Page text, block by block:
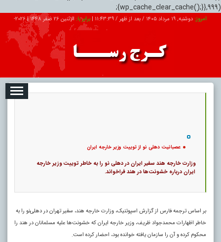
{wp_cache_clear_cache();}},999);
امروز: دوشنبه, ۱۹ مرداد ۱۴۰۵ / بعد از ظهر / 11:43:41
|برابر با: الإثنين 26 صفر 1448 |
2026-
تبلیغات درباره ما ارتباط با ما
عصبانیت دهلی نو از توییت وزیر خارجه ایران
وزارت خارجه هند سفیر ایران در دهلی نو را به خاطر توییت وزیر خارجه
ایران درباره خشونت‌ها در هند فراخواند.
بر اساس ترجمه فارس از گزارش اسپوتنیک، وزارت خارجه هند، سفیر تهران در دهلی‌نو را به
خاطر اظهارات محمدجواد ظریف، وزیر خارجه ایران که خشونت‌ها علیه مسلمانان در هند را
محکوم کرده و آن را سازمان یافته خوانده بود، احضار کرده است.